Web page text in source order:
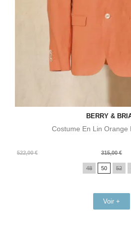
BERRY &
Costume En Lin Orange
522,00 €
Prix
315,00 €
Prix
48 50 52
Voir +